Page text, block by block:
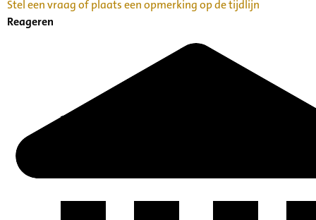
Stel een vraag of plaats een opmerking op de tijdlijn
Reageren